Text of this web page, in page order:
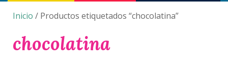
Inicio / Productos etiquetados “chocolatina”
chocolatina